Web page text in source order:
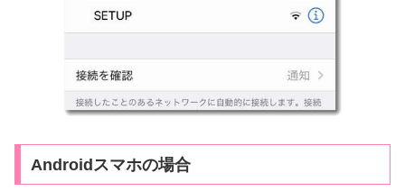
Androidスマホの場合